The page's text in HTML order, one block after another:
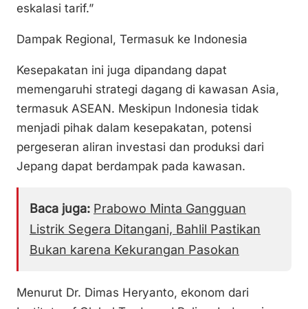
eskalasi tarif.”
Dampak Regional, Termasuk ke Indonesia
Kesepakatan ini juga dipandang dapat
memengaruhi strategi dagang di kawasan Asia,
termasuk ASEAN. Meskipun Indonesia tidak
menjadi pihak dalam kesepakatan, potensi
pergeseran aliran investasi dan produksi dari
Jepang dapat berdampak pada kawasan.
Baca juga: Prabowo Minta Gangguan
Listrik Segera Ditangani, Bahlil Pastikan
Bukan karena Kekurangan Pasokan
Menurut Dr. Dimas Heryanto, ekonom dari